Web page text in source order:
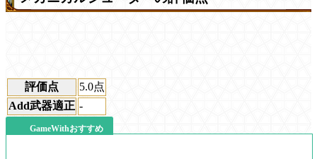
評価点 5.0点
Add武器適正 -
GameWithおすすめ